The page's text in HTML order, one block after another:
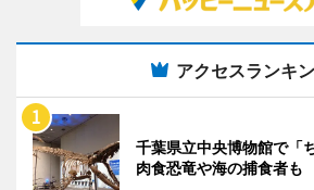
アクセスランキ
千葉県立中央博物館で
肉食恐竜や海の捕食者も